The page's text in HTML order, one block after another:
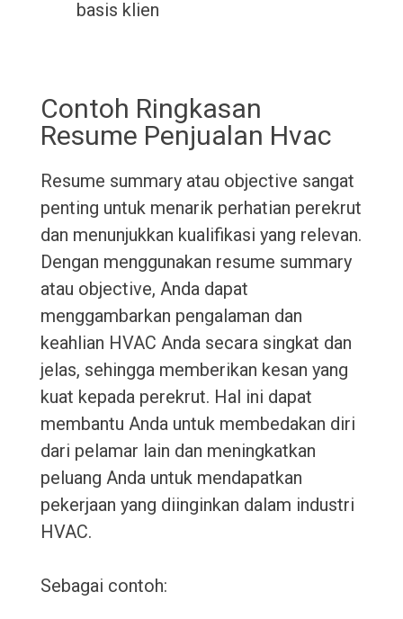
basis klien
Contoh Ringkasan
Resume Penjualan Hvac
Resume summary atau objective sangat
penting untuk menarik perhatian perekrut
dan menunjukkan kualifikasi yang relevan.
Dengan menggunakan resume summary
atau objective, Anda dapat
menggambarkan pengalaman dan
keahlian HVAC Anda secara singkat dan
jelas, sehingga memberikan kesan yang
kuat kepada perekrut. Hal ini dapat
membantu Anda untuk membedakan diri
dari pelamar lain dan meningkatkan
peluang Anda untuk mendapatkan
pekerjaan yang diinginkan dalam industri
HVAC.
Sebagai contoh: